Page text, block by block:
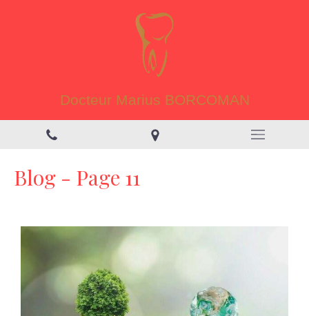
Docteur Marius BORCOMAN
Blog - Page 11